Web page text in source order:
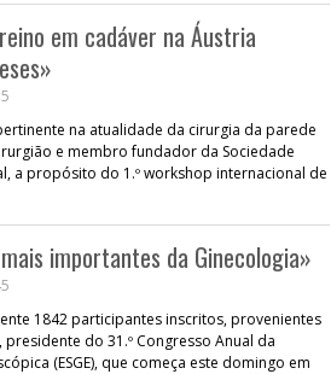
em cadáver na Áustria
na atualidade da cirurgia da parede
e membro fundador da Sociedade
a propósito do 1.º workshop internacional de
importantes da Ginecologia»
1842 participantes inscritos, provenientes
do 31.º Congresso Anual da
(ESGE), que começa este domingo em